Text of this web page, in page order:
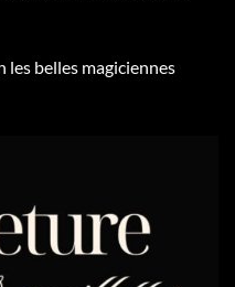
belles magiciennes